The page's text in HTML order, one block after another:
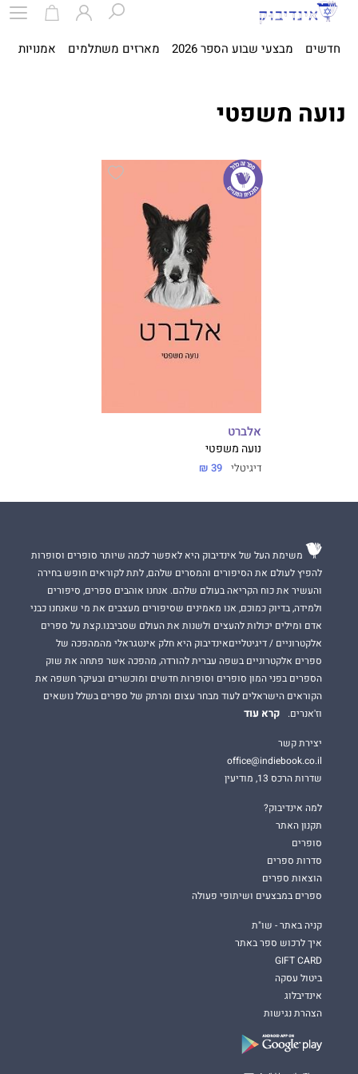
חדשים מבצעי שבוע הספר 2026 מארזים משתלמים אמנויות
נועה משפטי
אלברט
נועה משפטי
דיגיטלי 39 ₪
משימת העל של אינדיבוק היא לאפשר לכמה שיותר סופרים וסופרות
להפיץ לעולם את הסיפורים והמסרים שלהם, לתת לקוראים חופש בחירה
והעשיר את כוח הקריאה בעולם שלהם. אנחנו אוהבים ספרים, סיפורים
ולמידה, בדיוק כמוכם, אנו מאמינים שסיפורים מעצבים את מי שאנחנו כבני
אדם ומילים יכולות להעצים ולשנות את העולם שסביבנו.קצת על ספרים
אלקטרוניים / דיגיטלייםאינדיבוק היא חלק אינטגראלי מהמהפכה של
ספרים אלקטרוניים בשפה עברית להורדה, מהפכה אשר פתחה את שוק
הספרים בפני המון סופרים וסופרות חדשים ומוכשרים ובעיקר חשפה את
הקוראים הישראלים לעוד מבחר עצום ומרתק של ספרים בשלל נושאים
וז'אנרים.
קרא עוד
יצירת קשר
office@indiebook.co.il
שדרות הרכס 13, מודיעין
למה אינדיבוק?
תקנון האתר
סופרים
סדרות ספרים
הוצאות ספרים
ספרים במבצעים ושיתופי פעולה
קניה באתר - שו"ת
איך לרכוש ספר באתר
GIFT CARD
ביטול עסקה
אינדיבלוג
הצהרת נגישות